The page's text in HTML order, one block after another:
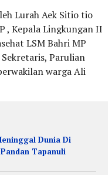
Lurah Aek Sitio tio
, Kepala Lingkungan II
LSM Bahri MP
Parulian
warga Ali
Dunia Di
Tapanuli